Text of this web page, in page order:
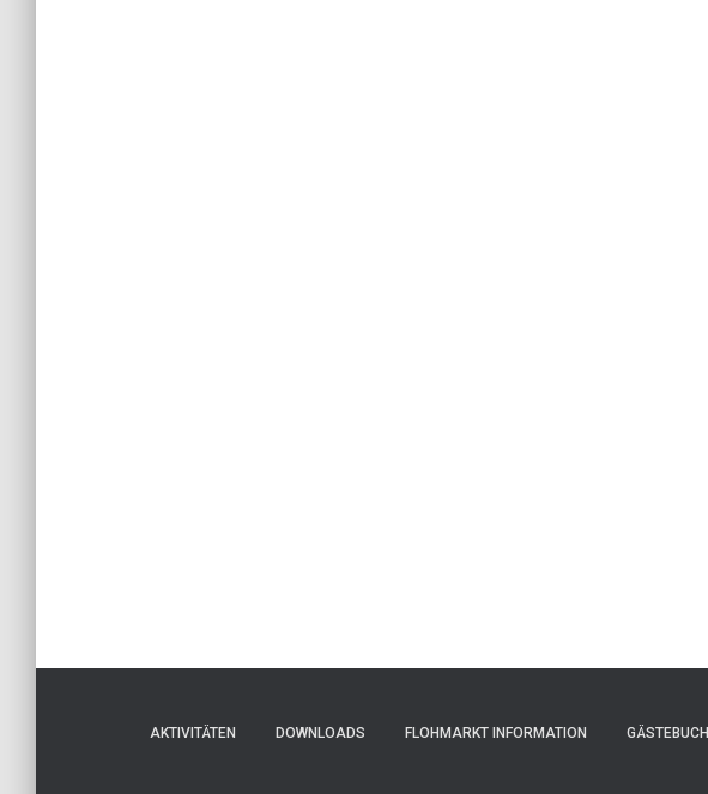
AKTIVITÄTEN DOWNLOADS FLOHMARKT INFORMATION GÄSTEBUCH